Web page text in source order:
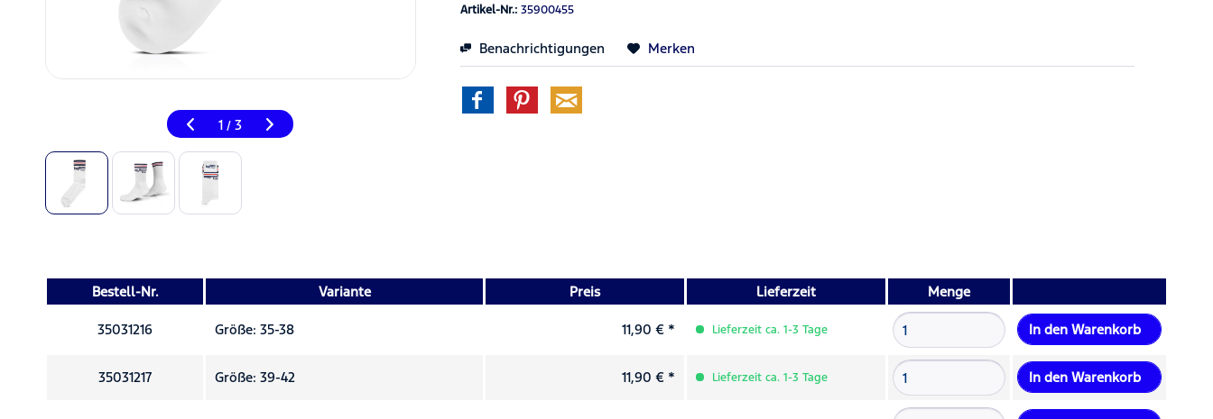
1 / 3
Artikel-Nr.:35900455
Benachrichtigungen Merken
Bestell-Nr. Variante Preis Lieferzeit Menge
35031216 Größe: 35-38 11,90 € * Lieferzeit ca. 1-3 Tage In den Warenkorb
35031217 Größe: 39-42 11,90 € * Lieferzeit ca. 1-3 Tage In den Warenkorb